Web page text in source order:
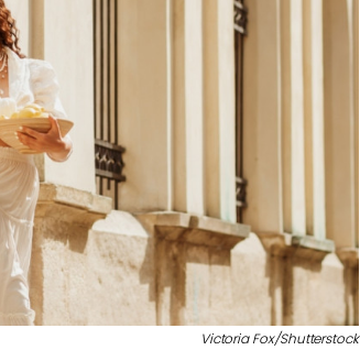
Victoria Fox/Shutterstock